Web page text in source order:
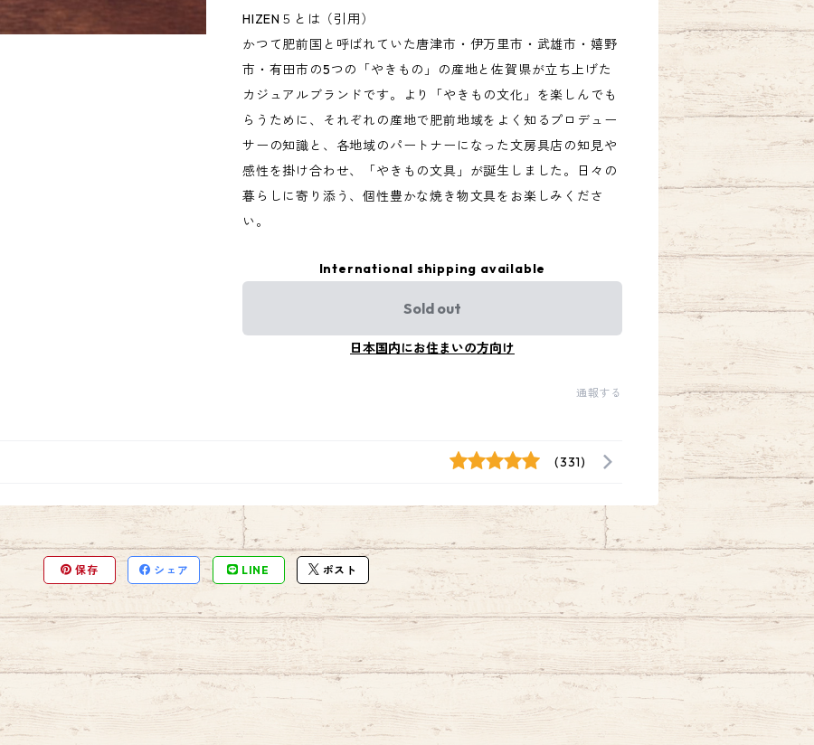
HIZEN５とは（引用）
かつて肥前国と呼ばれていた唐津市・伊万里市・武雄市・嬉野
市・有田市の5つの「やきもの」の産地と佐賀県が立ち上げた
カジュアルブランドです。より「やきもの文化」を楽しんでも
らうために、それぞれの産地で肥前地域をよく知るプロデュー
サーの知識と、各地域のパートナーになった文房具店の知見や
感性を掛け合わせ、「やきもの文具」が誕生しました。日々の
暮らしに寄り添う、個性豊かな焼き物文具をお楽しみくださ
い。
International shipping available
Sold out
日本国内にお住まいの方向け
通報する
(331)
保存 シェア LINE ポスト